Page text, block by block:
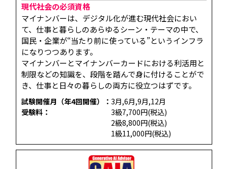
現代社会の必須資格
マイナンバーは、デジタル化が進む現代社会におい
て、仕事と暮らしのあらゆるシーン・テーマの中で、
国民・企業が“当たり前に使っている”というインフラ
になりつつあります。
マイナンバーとマイナンバーカードにおける利活用と
制限などの知識を、段階を踏んで身に付けることがで
き、仕事と日々の暮らしの両方に役立つはずです。
試験開催月（年4回開催）：3月,6月,9月,12月
受験料：
3級7,700円(税込)
2級8,800円(税込)
1級11,000円(税込)